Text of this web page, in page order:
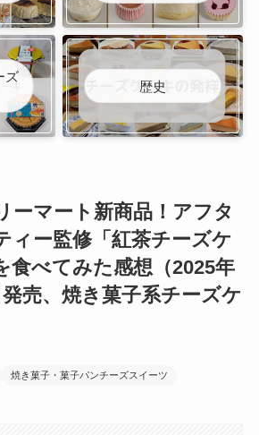
ズ
歴史
ーマート新商品！アフタ
ィー監修「紅茶チーズケ
食べてみた感想（2025年
売、焼き菓子系チーズケ
焼き菓子・菓子パンチーズスイーツ